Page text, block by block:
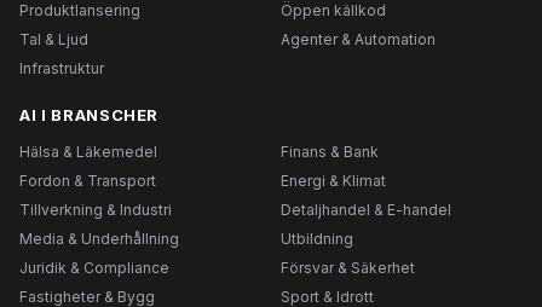
Produktlansering
Öppen källkod
Tal & Ljud
Agenter & Automation
Infrastruktur
AI I BRANSCHER
Hälsa & Läkemedel
Finans & Bank
Fordon & Transport
Energi & Klimat
Tillverkning & Industri
Detaljhandel & E-handel
Media & Underhållning
Utbildning
Juridik & Compliance
Försvar & Säkerhet
Fastigheter & Bygg
Sport & Idrott